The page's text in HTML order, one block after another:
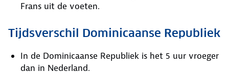
Frans uit de voeten.
Tijdsverschil Dominicaanse Republiek
In de Dominicaanse Republiek is het 5 uur vroeger
dan in Nederland.